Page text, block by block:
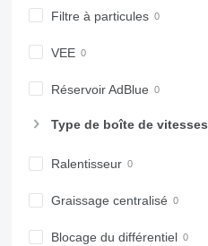
Filtre à particules
VEE
Réservoir AdBlue
Type de boîte de vitesses
Ralentisseur
Graissage centralisé
Blocage du différentiel